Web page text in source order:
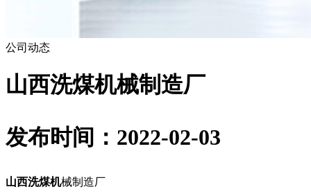
公司动态
山西洗煤机械制造厂
发布时间：2022-02-03
山西洗煤机械制造厂